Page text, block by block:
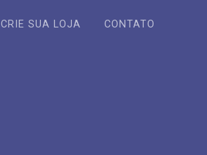
CRIE SUA LOJA CONTATO